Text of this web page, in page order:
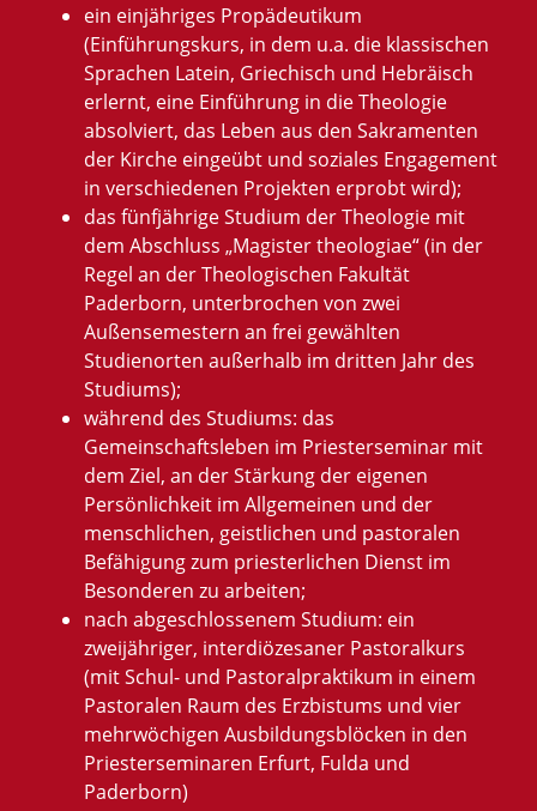
ein einjähriges Propädeutikum
(Einführungskurs, in dem u.a. die klassischen
Sprachen Latein, Griechisch und Hebräisch
erlernt, eine Einführung in die Theologie
absolviert, das Leben aus den Sakramenten
der Kirche eingeübt und soziales Engagement
in verschiedenen Projekten erprobt wird);
das fünfjährige Studium der Theologie mit
dem Abschluss „Magister theologiae“ (in der
Regel an der Theologischen Fakultät
Paderborn, unterbrochen von zwei
Außensemestern an frei gewählten
Studienorten außerhalb im dritten Jahr des
Studiums);
während des Studiums: das
Gemeinschaftsleben im Priesterseminar mit
dem Ziel, an der Stärkung der eigenen
Persönlichkeit im Allgemeinen und der
menschlichen, geistlichen und pastoralen
Befähigung zum priesterlichen Dienst im
Besonderen zu arbeiten;
nach abgeschlossenem Studium: ein
zweijähriger, interdiözesaner Pastoralkurs
(mit Schul- und Pastoralpraktikum in einem
Pastoralen Raum des Erzbistums und vier
mehrwöchigen Ausbildungsblöcken in den
Priesterseminaren Erfurt, Fulda und
Paderborn)